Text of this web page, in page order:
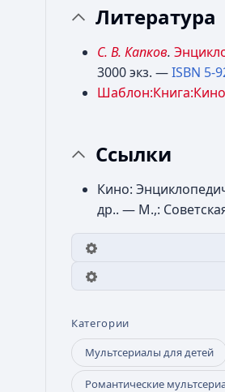
Литература
С. В. Капков.
3000 экз. —ISBN 5-
Ссылки
Кино:
др.. — М.,:
Категории
Мультсериалы для детей
Романтические